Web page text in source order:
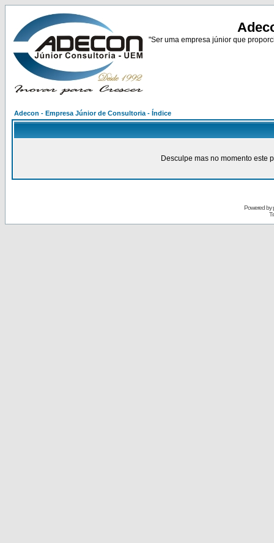
"Ser uma empresa júnior que
Adecon - Empresa Júnior de Consultoria - Índice
Desculpe mas no momento este
Powered by